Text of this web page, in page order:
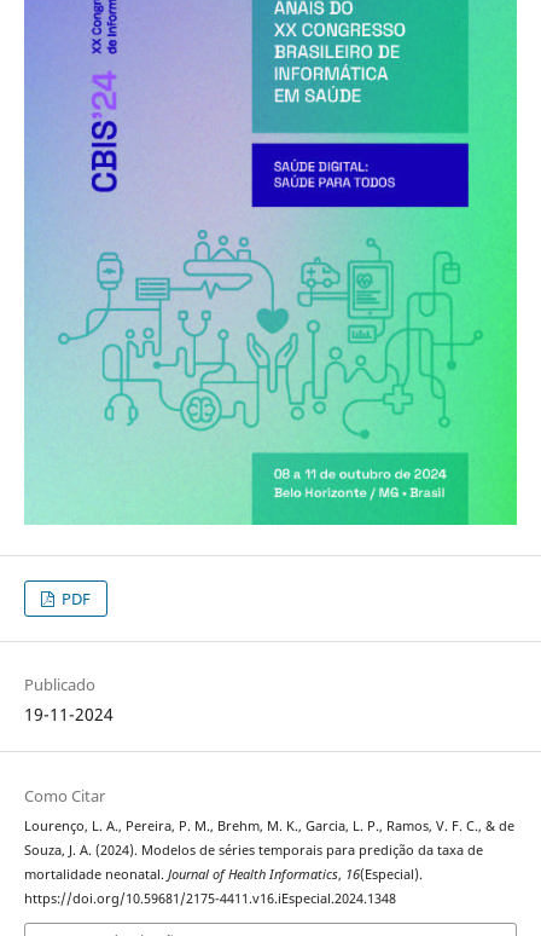
PDF
Publicado
19-11-2024
Como Citar
Lourenço, L. A., Pereira, P. M., Brehm, M. K., Garcia, L. P., Ramos, V. F. C., & de
Souza, J. A. (2024). Modelos de séries temporais para predição da taxa de
mortalidade neonatal. Journal of Health Informatics, 16(Especial).
https://doi.org/10.59681/2175-4411.v16.iEspecial.2024.1348